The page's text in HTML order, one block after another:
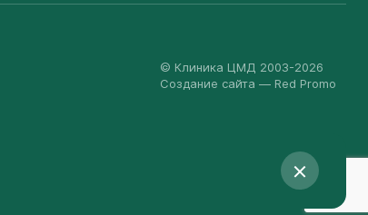
© Клиника ЦМД 2003-2026
Создание сайта — Red Promo